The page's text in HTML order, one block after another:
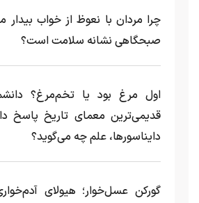
چرا مردان با نعوظ از خواب بیدار
صبحگاهی نشانه سلامت است؟
اول مرغ بود یا تخم‌مرغ؟
قدیمی‌ترین معمای تاریخ پاسخ
دایناسورها، علم چه می‌گوید؟
گورکن عسل‌خوار؛ هیولای